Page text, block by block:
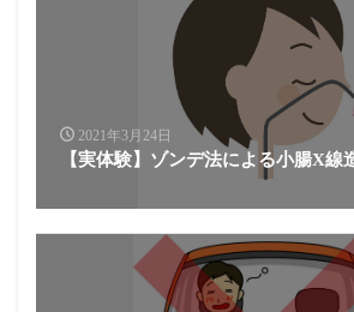
2021年3月24日
【実体験】ゾンデ法による小腸X線